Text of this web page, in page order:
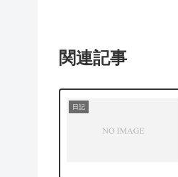
関連記事
日記